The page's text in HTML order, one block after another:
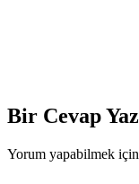
Bir Cevap Yaz
Yorum yapabilmek için